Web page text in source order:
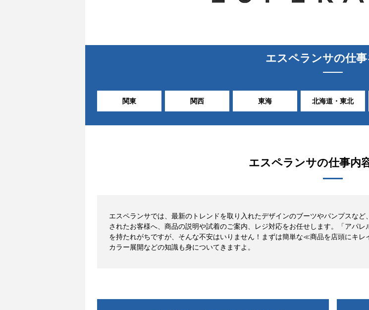
エスペランサの仕
関東 関西 東海 北海道・東北
エスペランサの仕事内
エスペランサでは、最新のトレンドを取り入れたデザインのブーツやパンプスな
されたお客様へ、商品の説明や試着のご案内、レジ対応をお任せします。「アパ
を持たれがちですが、そんな不安はいりません！まずは簡単な≪商品を店頭にキ